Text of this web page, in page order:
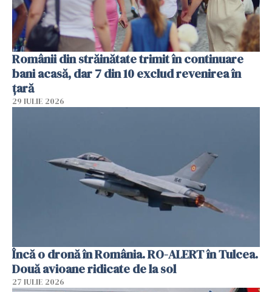
Românii din străinătate trimit în continuare
bani acasă, dar 7 din 10 exclud revenirea în
țară
29 IULIE 2026
Încă o dronă în România. RO-ALERT în Tulcea.
Două avioane ridicate de la sol
27 IULIE 2026